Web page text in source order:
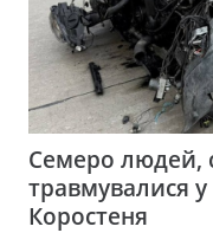
Семеро людей,
травмувалися у
Коростеня